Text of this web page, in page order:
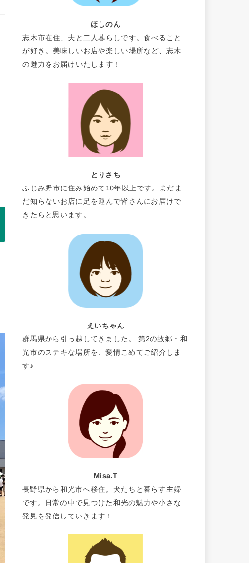
ほしのん
志木市在住、夫と二人暮らしです。食べること
が好き。美味しいお店や楽しい場所など、志木
の魅力をお届けいたします！
とりさち
ふじみ野市に住み始めて10年以上です。まだま
だ知らないお店に足を運んで皆さんにお届けで
きたらと思います。
えいちゃん
群馬県から引っ越してきました。 第2の故郷・和
光市のステキな場所を、愛情こめてご紹介しま
す♪
Misa.T
長野県から和光市へ移住。犬たちと暮らす主婦
です。日常の中で見つけた和光の魅力や小さな
発見を発信していきます！